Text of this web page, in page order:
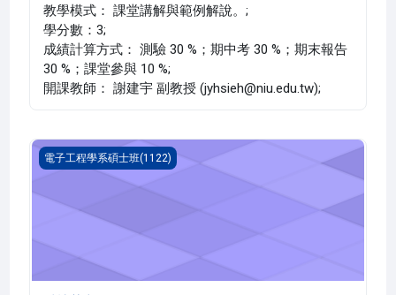
教學模式： 課堂講解與範例解說。;
學分數：3;
成績計算方式： 測驗 30 %；期中考 30 %；期末報告
30 %；課堂參與 10 %;
開課教師： 謝建宇 副教授 (jyhsieh@niu.edu.tw);
科技英文(1122_R4ET000019A)
電子工程學系碩士班(1122)